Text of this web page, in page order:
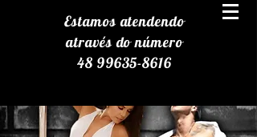
Estamos atendendo
atravésdo número
48 99635-8616